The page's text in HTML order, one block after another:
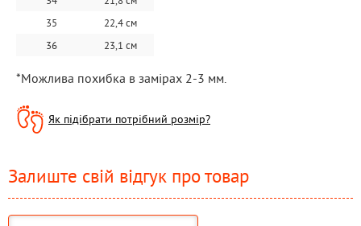
35
22,4 см
36
23,1 см
*Можлива похибка в замірах 2-3 мм.
Як підібрати потрібний розмір?
Залиште свій відгук про товар